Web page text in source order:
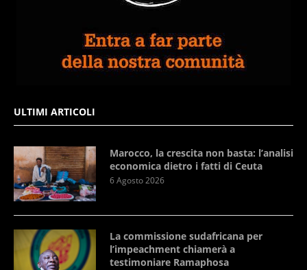
ULTIMI ARTICOLI
Marocco, la crescita non basta: l’analisi
economica dietro i fatti di Ceuta
6 Agosto 2026
La commissione sudafricana per
l’impeachment chiamerà a
testimoniare Ramaphosa